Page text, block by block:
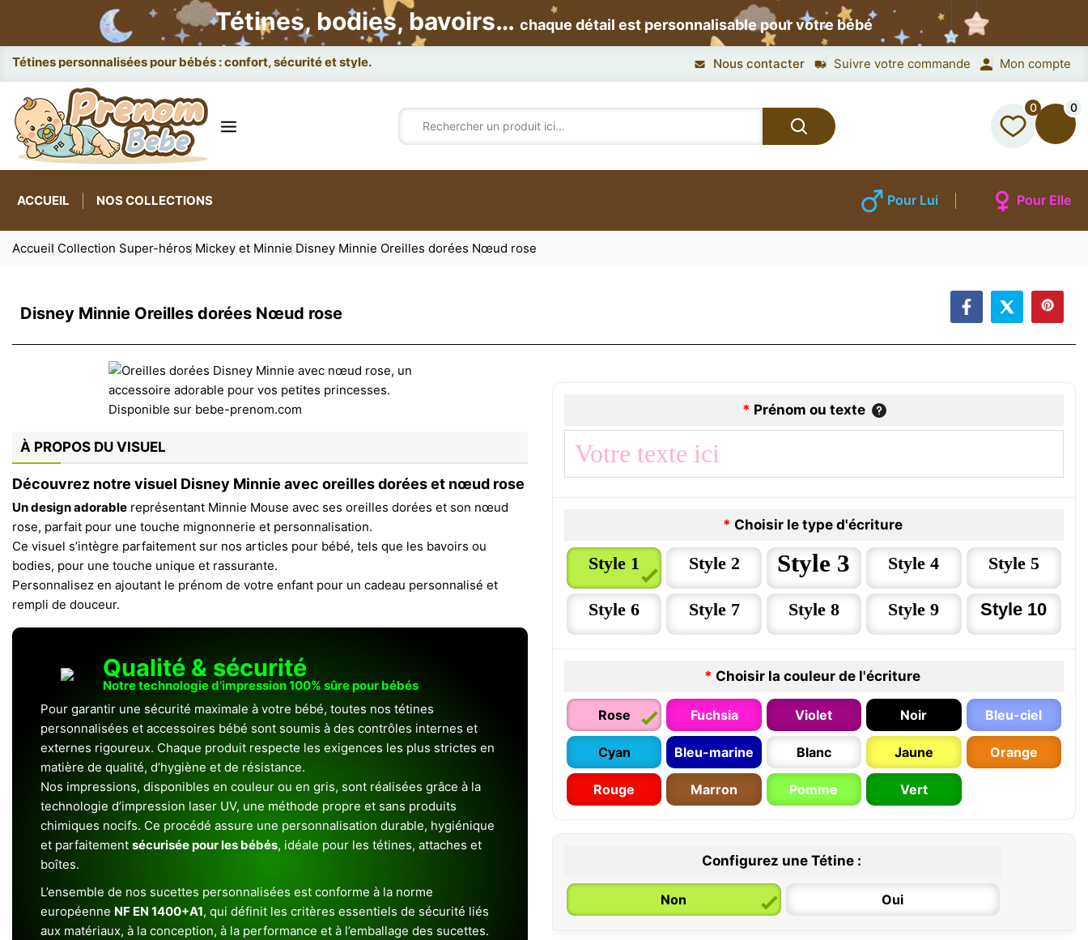
Tétines, bodies, bavoirs… chaque détail est personnalisable pour votre bébé
Attaches et boît Nous contacter Suivre votre commande Mon compte
0 0
ACCUEIL NOS COLLECTIONS Pour Lui Pour Elle
Accueil Collection Super-héros Mickey et Minnie Disney Minnie Oreilles dorées Nœud rose
Disney Minnie Oreilles dorées Nœud rose
À PROPOS DU VISUEL
Découvrez notre visuel Disney Minnie avec oreilles dorées et nœud rose
Un design adorable représentant Minnie Mouse avec ses oreilles dorées et son nœud
rose, parfait pour une touche mignonnerie et personnalisation.
Ce visuel s’intègre parfaitement sur nos articles pour bébé, tels que les bavoirs ou
bodies, pour une touche unique et rassurante.
Personnalisez en ajoutant le prénom de votre enfant pour un cadeau personnalisé et
rempli de douceur.
Qualité & sécurité
Notre technologie d’impression 100% sûre pour bébés
Pour garantir une sécurité maximale à votre bébé, toutes nos tétines
personnalisées et accessoires bébé sont soumis à des contrôles internes et
externes rigoureux. Chaque produit respecte les exigences les plus strictes en
matière de qualité, d’hygiène et de résistance.
Nos impressions, disponibles en couleur ou en gris, sont réalisées grâce à la
technologie d’impression laser UV, une méthode propre et sans produits
chimiques nocifs. Ce procédé assure une personnalisation durable, hygiénique
et parfaitement sécurisée pour les bébés, idéale pour les tétines, attaches et
boîtes.
L’ensemble de nos sucettes personnalisées est conforme à la norme
européenne NF EN 1400+A1, qui définit les critères essentiels de sécurité liés
aux matériaux, à la conception, à la performance et à l’emballage des sucettes.
* Prénom ou texte
* Choisir le type d'écriture
Style 1 Style 2 Style 3 Style 4 Style 5
Style 6 Style 7 Style 8 Style 9 Style 10
* Choisir la couleur de l'écriture
Rose Fuchsia Violet Noir Bleu-ciel
Cyan Bleu-marine Blanc Jaune Orange
Rouge Marron Pomme Vert
Configurez une Tétine :
Non Oui